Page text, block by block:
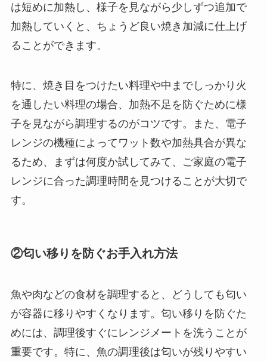
は短めに加熱し、様子を見ながら少しずつ追加で
加熱していくと、ちょうど良い焼き加減に仕上げ
ることができます。
特に、焼き目をつけたい料理や中までしっかり火
を通したい料理の場合、加熱不足を防ぐために様
子を見ながら調理するのがコツです。また、電子
レンジの機種によってワット数や加熱具合が異な
るため、まずは何度か試してみて、ご家庭の電子
レンジに合った調理時間を見つけることが大切で
す。
②匂い移りを防ぐお手入れ方法
魚や肉などの食材を調理すると、どうしても匂い
が容器に移りやすくなります。匂い移りを防ぐた
めには、調理後すぐにレンジメートを洗うことが
重要です。特に、魚の調理後は匂いが残りやすい